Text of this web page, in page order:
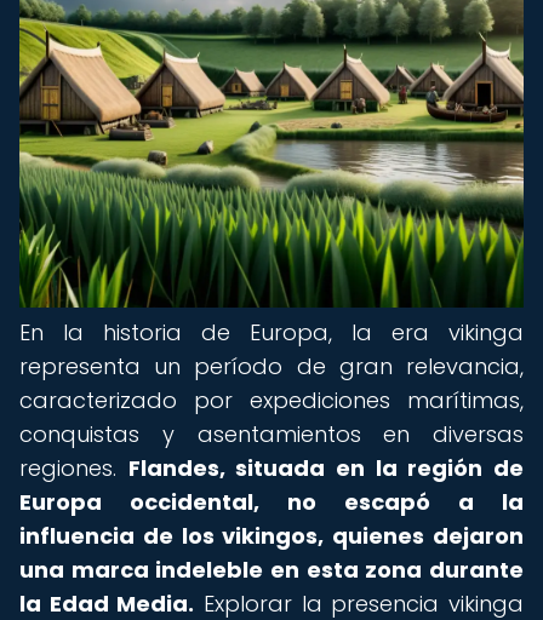
En la historia de Europa, la era vikinga
representa un período de gran relevancia,
caracterizado por expediciones marítimas,
conquistas y asentamientos en diversas
regiones. Flandes, situada en la región de
Europa occidental, no escapó a la
influencia de los vikingos, quienes dejaron
una marca indeleble en esta zona durante
la Edad Media. Explorar la presencia vikinga